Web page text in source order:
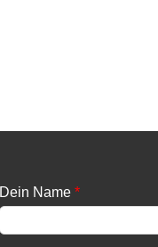
Dein Name *